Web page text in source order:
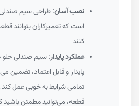
نصب آسان:طراحی سیم صندلی
است که تعمیرکاران بتوانند قطعه
کنند.
عملکرد پایدار:سیم صندلی جلو چپ با
پایدار و قابل اعتماد، تضمین
تمامی شرایط به خوبی عمل کند. با
قطعه، می‌توانید مطمئن باشید که